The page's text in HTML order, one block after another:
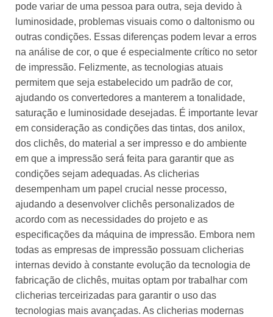
pode variar de uma pessoa para outra, seja devido à
luminosidade, problemas visuais como o daltonismo ou
outras condições. Essas diferenças podem levar a erros
na análise de cor, o que é especialmente crítico no setor
de impressão. Felizmente, as tecnologias atuais
permitem que seja estabelecido um padrão de cor,
ajudando os convertedores a manterem a tonalidade,
saturação e luminosidade desejadas. É importante levar
em consideração as condições das tintas, dos anilox,
dos clichês, do material a ser impresso e do ambiente
em que a impressão será feita para garantir que as
condições sejam adequadas. As clicherias
desempenham um papel crucial nesse processo,
ajudando a desenvolver clichês personalizados de
acordo com as necessidades do projeto e as
especificações da máquina de impressão. Embora nem
todas as empresas de impressão possuam clicherias
internas devido à constante evolução da tecnologia de
fabricação de clichês, muitas optam por trabalhar com
clicherias terceirizadas para garantir o uso das
tecnologias mais avançadas. As clicherias modernas